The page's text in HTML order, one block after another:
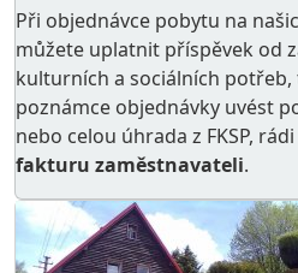
Při objednávce pobytu na
můžete uplatnit příspěvek od
kulturních a sociálních potřeb,
poznámce objednávky uvést
nebo celou úhrada z FKSP,
fakturu zaměstnavateli.